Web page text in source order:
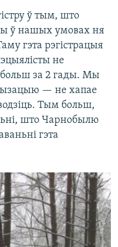
ў тым, што
ў нашых умовах ня
гэта рэгістрацыя
не
больш за 2 гады. Мы
— не хапае
Тым больш,
што Чарнобылю
гэта